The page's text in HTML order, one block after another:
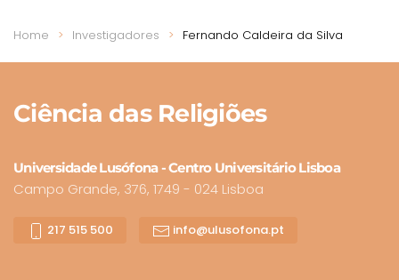
Home Investigadores Fernando Caldeira da Silva
Ciência das Religiões
Universidade Lusófona - Centro Universitário Lisboa
Campo Grande, 376, 1749 - 024 Lisboa
217 515 500 info@ulusofona.pt